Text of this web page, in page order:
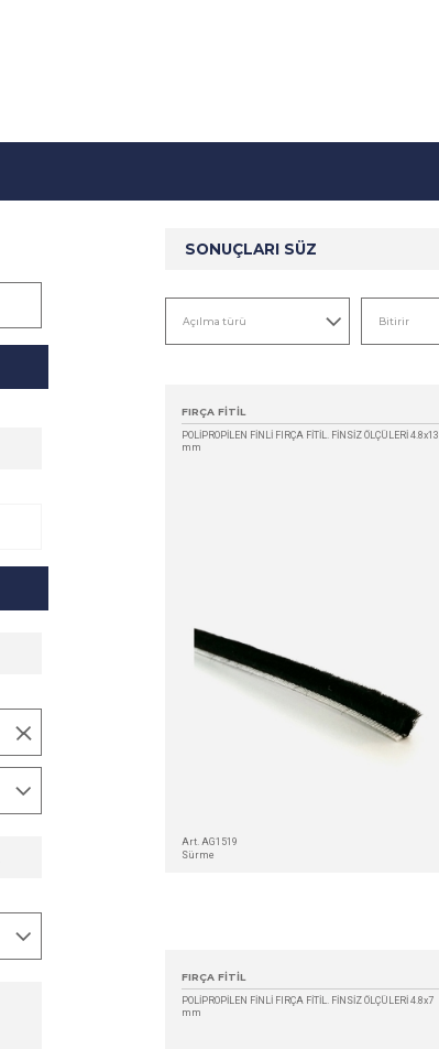
SONUÇLARI SÜZ
FIRÇA FİTİL
POLİPROPİLEN FİNLİ FIRÇA FİTİL. FİNSİZ ÖLÇÜLERİ 4.8x13
mm
Art. AG1519
Sürme
FIRÇA FİTİL
POLİPROPİLEN FİNLİ FIRÇA FİTİL. FİNSİZ ÖLÇÜLERİ 4.8x7
mm